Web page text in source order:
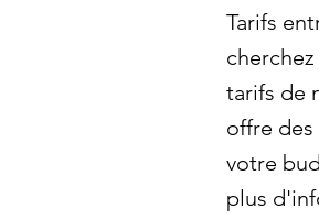
Tarifs
tarifs de
offre des
votre
plus